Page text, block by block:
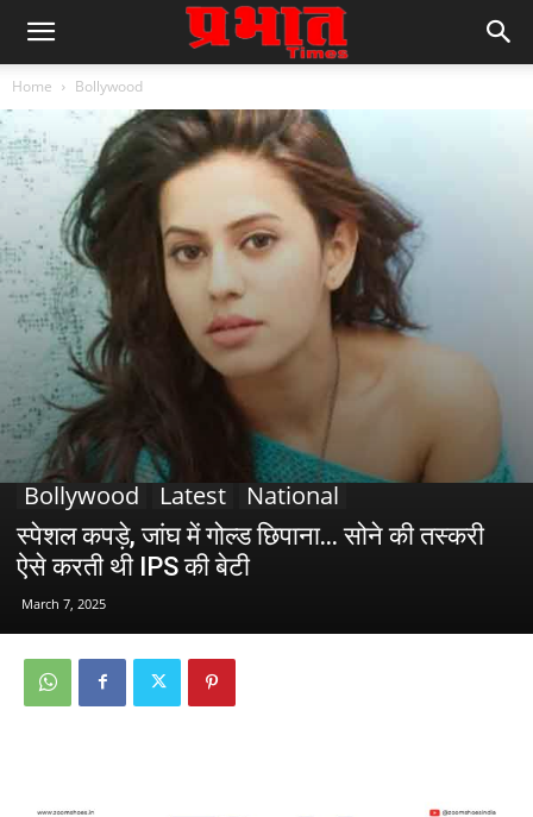
Home Bollywood
Bollywood Latest National
स्पेशल कपड़े, जांघ में गोल्ड छिपाना… सोने की तस्करी
ऐसे करती थी IPS की बेटी
March 7, 2025